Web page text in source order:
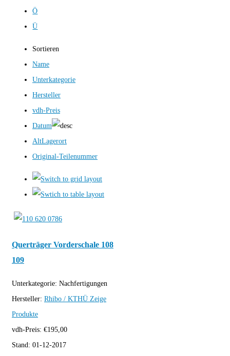
Ö
Ü
Sortieren
Name
Unterkategorie
Hersteller
vdh-Preis
Datum
AltLagerort
Original-Teilenummer
Querträger Vorderschale 108
109
Unterkategorie: Nachfertigungen
Hersteller: Rhibo / KTHÜ Zeige
Produkte
vdh-Preis: €195,00
Stand: 01-12-2017